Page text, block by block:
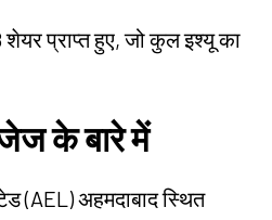
प्राप्त हुए, जो कुल इश्यू का
के बारे में
(AEL) अहमदाबाद स्थित